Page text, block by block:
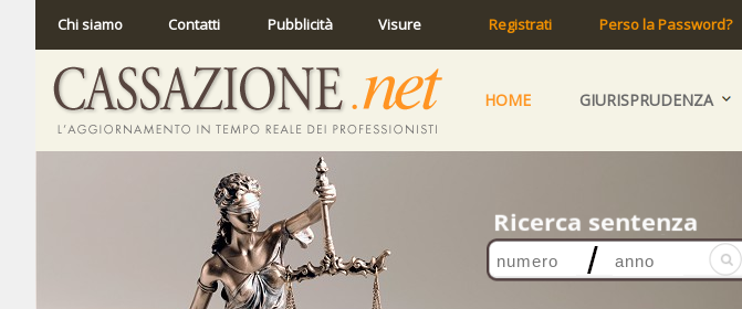
Chi siamo Contatti Pubblicità Visure Registrati Perso la Password?
HOME GIURISPRUDENZA